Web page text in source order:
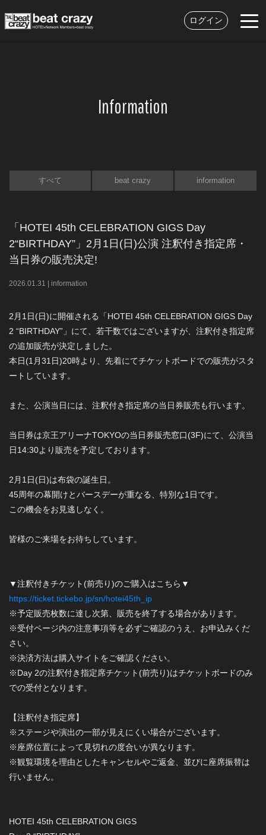
ログイン
Information
すべて beat crazy information
「HOTEI 45th CELEBRATION GIGS Day
2“BIRTHDAY”」2月1日(日)公演 注釈付き指定席・
当日券の販売決定!
2026.01.31 information
2月1日(日)に開催される「HOTEI 45th CELEBRATION GIGS Day
2 “BIRTHDAY”」にて、若干数ではございますが、注釈付き指定席
の追加販売が決定しました。
本日(1月31日)20時より、先着にてチケットボードでの販売がスタ
ートしています。
また、公演当日には、注釈付き指定席の当日券販売も行います。
当日券は京王アリーナTOKYOの当日券販売窓口(3F)にて、公演当
日14:30より販売を予定しております。
2月1日(日)は布袋の誕生日。
45周年の幕開けとバースデーが重なる、特別な1日です。
この機会をお見逃しなく。
皆様のご来場をお待ちしています。
▼注釈付きチケット(前売り)のご購入はこちら▼
https://ticket.tickebo.jp/sn/hotei45th_ip
※予定販売枚数に達し次第、販売を終了する場合があります。
※受付ページ内の注意事項等を必ずご確認のうえ、お申込みくだ
さい。
※決済方法は購入サイトをご確認ください。
※Day 2の注釈付き指定席チケット(前売り)はチケットボードのみ
での受付となります。
【注釈付き指定席】
※ステージや演出の一部が見えにくい場合がございます。
※座席位置によって見切れの度合いが異なります。
※観覧環境を理由としたキャンセルやご返金、並びに座席振替は
行いません。
HOTEI 45th CELEBRATION GIGS